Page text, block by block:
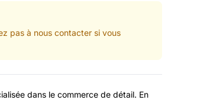
pas à nous contacter si vous
dans le commerce de détail. En